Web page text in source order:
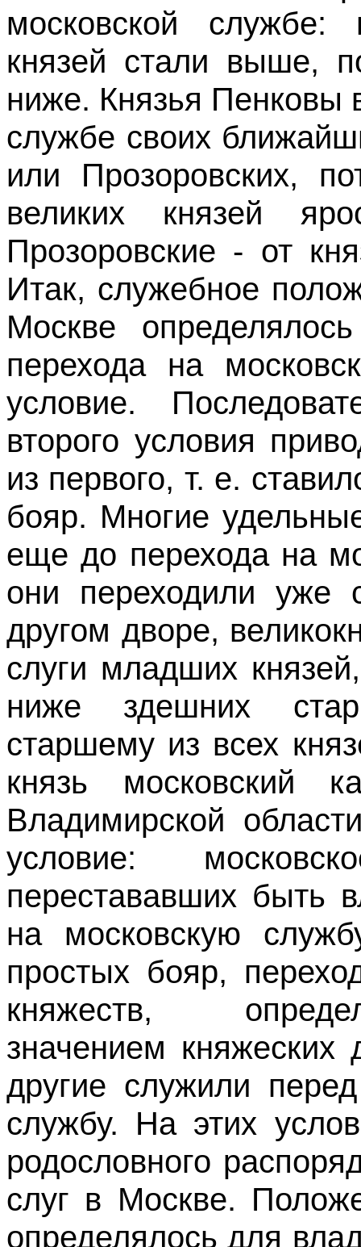
московской службе:
князей стали выше,
ниже. Князья Пенковы
службе своих
или Прозоровских,
великих князей
Прозоровские - от
Итак, служебное
Москве
перехода на
условие.
второго условия
из первого, т. е.
бояр. Многие
еще до перехода на
они переходили уже
другом дворе,
слуги младших
ниже здешних
старшему из всех
князь московский
Владимирской
условие:
перестававших быть
на московскую
простых бояр,
княжеств,
значением
другие служили
службу. На этих
родословного
слуг в Москве.
определялось для